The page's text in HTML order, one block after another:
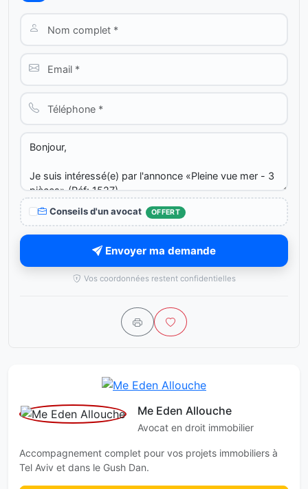
Conseils d'un avocat OFFERT
Envoyer ma demande
Vos coordonnées restent confidentielles
Me Eden Allouche
Avocat en droit immobilier
Accompagnement complet pour vos projets immobiliers à
Tel Aviv et dans le Gush Dan.